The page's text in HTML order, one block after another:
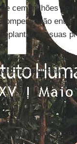
de cem milhões de
compensação entre
replantar em suas
Uma outra
valor semelhante,
usado como
mais nada.
Para André Nassar
momento, porém, é